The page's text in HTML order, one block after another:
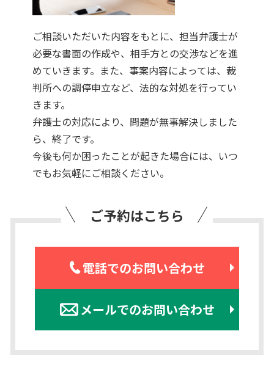
ご相談いただいた内容をもとに、担当弁護士が
必要な書面の作成や、相手方との交渉などを進
めていきます。また、事案内容によっては、裁
判所への調停申立など、法的な対処を行ってい
きます。
弁護士の対応により、問題が無事解決しました
ら、終了です。
今後も何か困ったことが起きた場合には、いつ
でもお気軽にご相談ください。
ご予約はこちら
電話でのお問い合わせ
メールでのお問い合わせ